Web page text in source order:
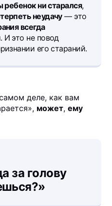
ребенок ни старался,
неудачу— это
всегда
. И это не повод
его стараний.
деле, как вам
может,ему
за голову